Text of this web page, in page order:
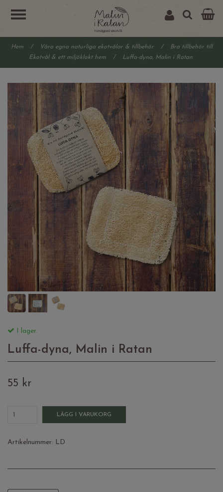
Hem / Våra egna naturliga ekotvålar & tillbehör /
Bra tillbehör till
Ekotvål & ett miljöklokt hem
/ Luffa-dyna, Malin i Ratan
I lager.
Luffa-dyna, Malin i Ratan
55 kr
LÄGG I VARUKORG
Artikelnummer: LD